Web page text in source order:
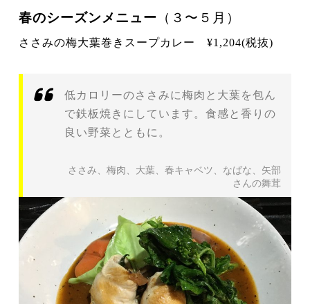
春のシーズンメニュー （３〜５月）
ささみの梅大葉巻きスープカレー¥1,204(税抜)
低カロリーのささみに梅肉と大葉を包ん
で鉄板焼きにしています。食感と香りの
良い野菜とともに。
ささみ、梅肉、大葉、春キャベツ、なばな、矢部
さんの舞茸